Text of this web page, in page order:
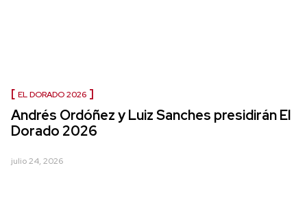
EL DORADO 2026
Andrés Ordóñez y Luiz Sanches presidirán El
Dorado 2026
julio 24, 2026